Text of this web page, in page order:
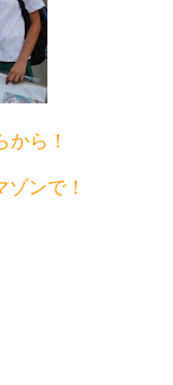
から！
ンで！